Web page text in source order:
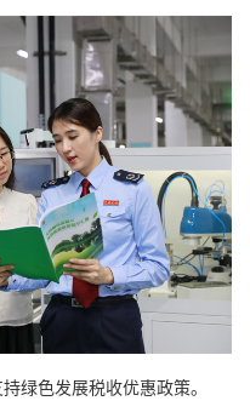
绿色发展税收优惠政策。